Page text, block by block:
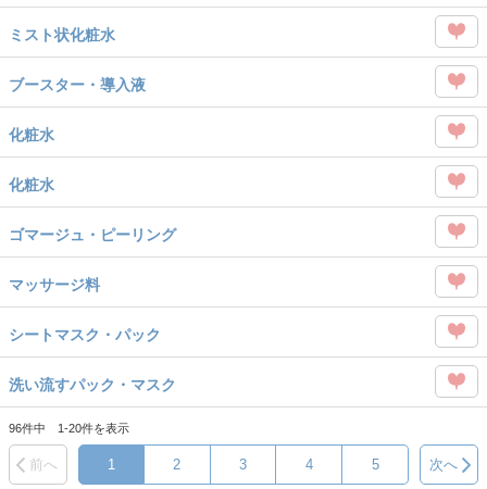
Like
を
Like
この
タグ
を
Like
ミスト状化粧水
この
タグ
を
Like
ブースター・導入液
この
タグ
を
Like
化粧水
この
タグ
を
Like
化粧水
この
タグ
を
Like
ゴマージュ・ピーリング
この
タグ
を
Like
マッサージ料
この
タグ
を
Like
シートマスク・パック
この
タグ
Like
洗い流すパック・マスク
この
タグ
を
96件中 1-20件を表示
1 2 3 4 5
前へ 次へ